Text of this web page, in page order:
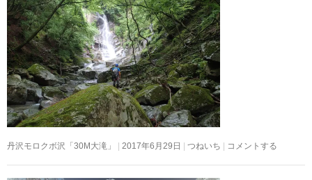
丹沢モロクボ沢「30M大滝」 2017年6月29日 つねいち コメントする